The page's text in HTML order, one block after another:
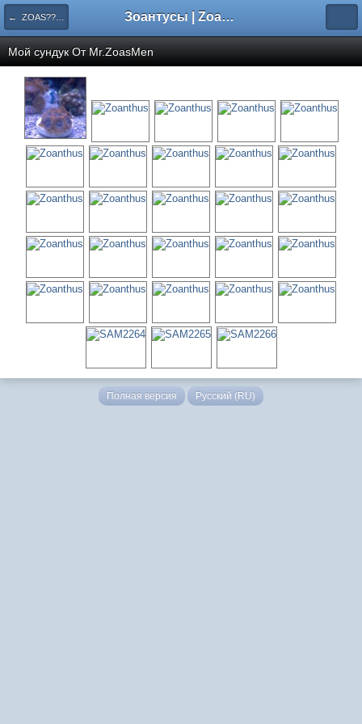
← ZOAS?????? ???????? Зоантусы | Zoasfan.ru
Мой сундук От Mr.ZoasMen
Полная версия Русский (RU)